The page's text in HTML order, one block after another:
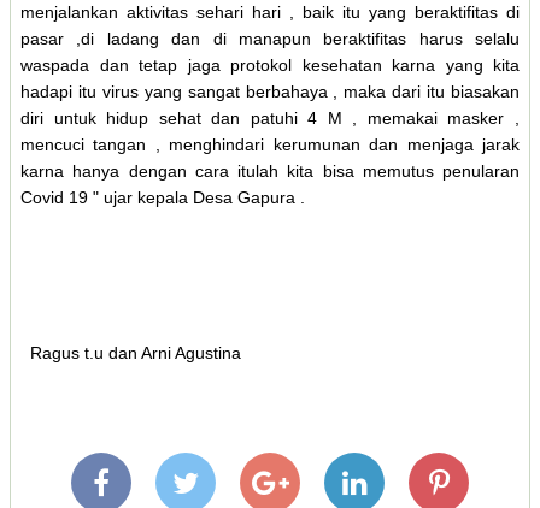
menjalankan aktivitas sehari hari , baik itu yang beraktifitas di
pasar ,di ladang dan di manapun beraktifitas harus selalu
waspada dan tetap jaga protokol kesehatan karna yang kita
hadapi itu virus yang sangat berbahaya , maka dari itu biasakan
diri untuk hidup sehat dan patuhi 4 M , memakai masker ,
mencuci tangan , menghindari kerumunan dan menjaga jarak
karna hanya dengan cara itulah kita bisa memutus penularan
Covid 19 " ujar kepala Desa Gapura .
Ragus t.u dan Arni Agustina